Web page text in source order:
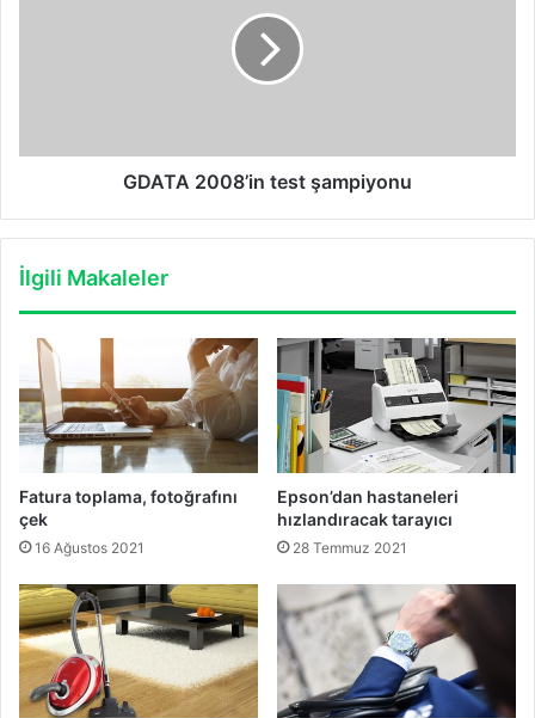
GDATA 2008’in test şampiyonu
İlgili Makaleler
Fatura toplama, fotoğrafını
çek
16 Ağustos 2021
Epson’dan hastaneleri
hızlandıracak tarayıcı
28 Temmuz 2021